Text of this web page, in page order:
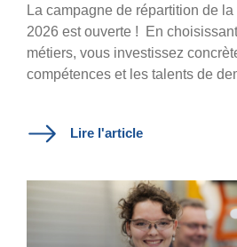
La campagne de répartition de
2026 est ouverte !
En
métiers, vous investissez
compétences et les talents de
Lire l'article